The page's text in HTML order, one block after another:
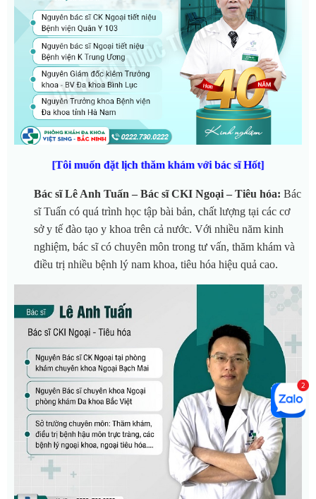
[Tôi muốn đặt lịch thăm khám với bác sĩ Hốt]
Bác sĩ Lê Anh Tuấn – Bác sĩ CKI Ngoại – Tiêu hóa: Bác
sĩ Tuấn có quá trình học tập bài bản, chất lượng tại các cơ
sở y tế đào tạo y khoa trên cả nước. Với nhiều năm kinh
nghiệm, bác sĩ có chuyên môn trong tư vấn, thăm khám và
điều trị nhiều bệnh lý nam khoa, tiêu hóa hiệu quả cao.